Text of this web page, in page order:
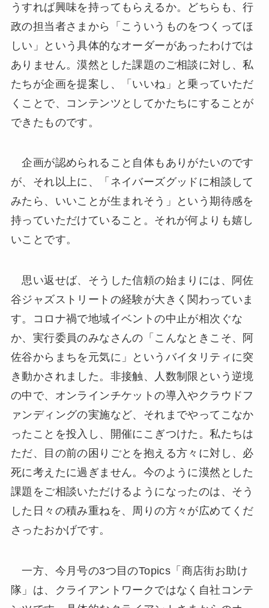
うすれば興味を持ってもらえるか。どちらも、行
政の担当者さまから「こういうものをつくってほ
しい」という具体的なオーダーがあったわけでは
ありません。漠然とした課題のご相談に対し、私
たちが企画を提案し、「いいね」と乗っていただ
くことで、コンテンツとしてかたちにすることが
できたものです。
企画が認められること自体もありがたいのです
が、それ以上に、「ネイバーズグッドに相談して
みたら、いいことが生まれそう」という期待感を
持っていただけていること。それが何よりも嬉し
いことです。
思い返せば、そうした信頼の始まりには、阿佐
谷ジャズストリートの経験が大きく関わっていま
す。コロナ禍で地域イベントの中止が相次ぐな
か、実行委員のみなさんの「こんなときこそ、阿
佐谷からまちを元気に」というバイタリティに突
き動かされました。非接触、人数制限という逆境
の中で、オンラインチケットの導入やクラウドフ
ァンディングの実施など、それまでやってこなか
ったことを投入し、開催にこぎつけた。私たちは
ただ、目の前の困りごとを抱える方々に対し、必
死に考えたに過ぎません。今のように漠然とした
課題をご相談いただけるようになったのは、そう
した日々の積み重ねを、周りの方々が広めてくだ
さったおかげです。
一方、今月号の3つ目のTopics「商店街お助け
隊」は、クライアントワークではなく自社コンテ